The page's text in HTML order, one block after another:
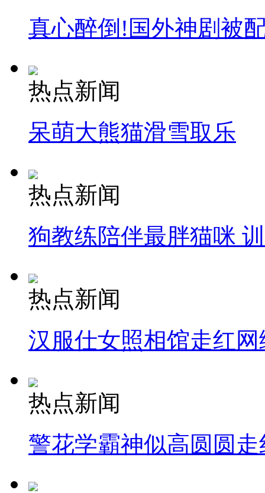
真心醉倒!国外神剧被
热点新闻
呆萌大熊猫滑雪取乐
热点新闻
狗教练陪伴最胖猫咪
热点新闻
汉服仕女照相馆走红网
热点新闻
警花学霸神似高圆圆走